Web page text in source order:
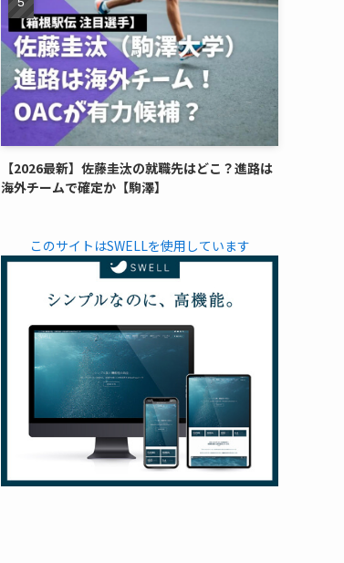
【2026最新】佐藤圭汰の就職先はどこ？進路は
海外チームで確定か【駒澤】
このサイトはSWELLを使用しています